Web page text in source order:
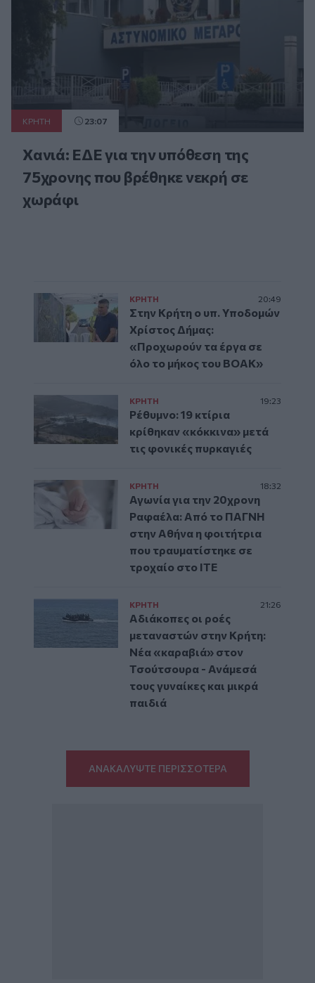
ΚΡΗΤΗ 23:07
Χανιά: ΕΔΕ για την υπόθεση της
75χρονης που βρέθηκε νεκρή σε
χωράφι
ΚΡΗΤΗ 20:49
Στην Κρήτη ο υπ. Υποδομών
Χρίστος Δήμας:
«Προχωρούν τα έργα σε
όλο το μήκος του ΒΟΑΚ»
ΚΡΗΤΗ 19:23
Ρέθυμνο: 19 κτίρια
κρίθηκαν «κόκκινα» μετά
τις φονικές πυρκαγιές
ΚΡΗΤΗ 18:32
Αγωνία για την 20χρονη
Ραφαέλα: Από το ΠΑΓΝΗ
στην Αθήνα η φοιτήτρια
που τραυματίστηκε σε
τροχαίο στο ΙΤΕ
ΚΡΗΤΗ 21:26
Αδιάκοπες οι ροές
μεταναστών στην Κρήτη:
Νέα «καραβιά» στον
Τσούτσουρα - Ανάμεσά
τους γυναίκες και μικρά
παιδιά
ΑΝΑΚΑΛΥΨΤΕ ΠΕΡΙΣΣΟΤΕΡΑ